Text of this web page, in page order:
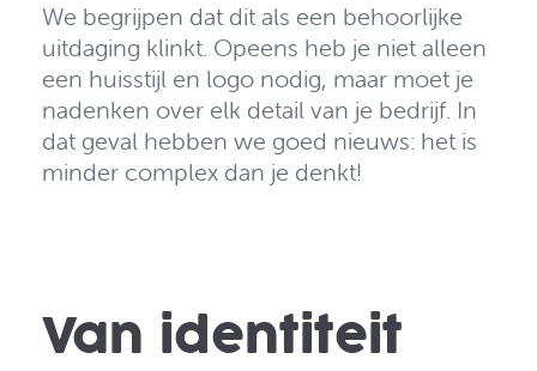
We begrijpen dat dit als een behoorlijke
uitdaging klinkt. Opeens heb je niet alleen
een huisstijl en logo nodig, maar moet je
nadenken over elk detail van je bedrijf. In
dat geval hebben we goed nieuws: het is
minder complex dan je denkt!
Van identiteit